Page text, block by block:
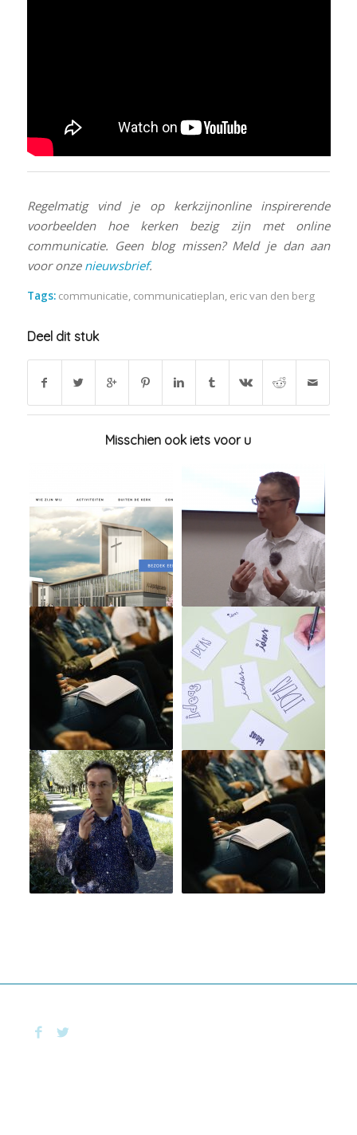
Regelmatig vind je op kerkzijnonline inspirerende
voorbeelden hoe kerken bezig zijn met online
communicatie. Geen blog missen? Meld je dan aan
voor onze nieuwsbrief.
Tags: communicatie, communicatieplan, eric van den berg
Deel dit stuk
Misschien ook iets voor u